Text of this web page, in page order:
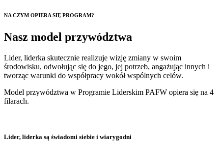
NA CZYM OPIERA SIĘ PROGRAM?
Nasz model przywództwa
Lider, liderka skutecznie realizuje wizję zmiany w swoim
środowisku, odwołując się do jego, jej potrzeb, angażując innych i
tworząc warunki do współpracy wokół wspólnych celów.
Model przywództwa w Programie Liderskim PAFW opiera się na 4
filarach.
Lider, liderka są świadomi siebie i wiarygodni